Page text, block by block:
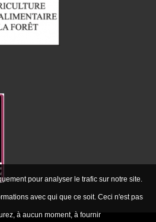
pour analyser le trafic sur notre site.
avec qui que ce soit. Ceci n'est pas
à aucun moment, à fournir